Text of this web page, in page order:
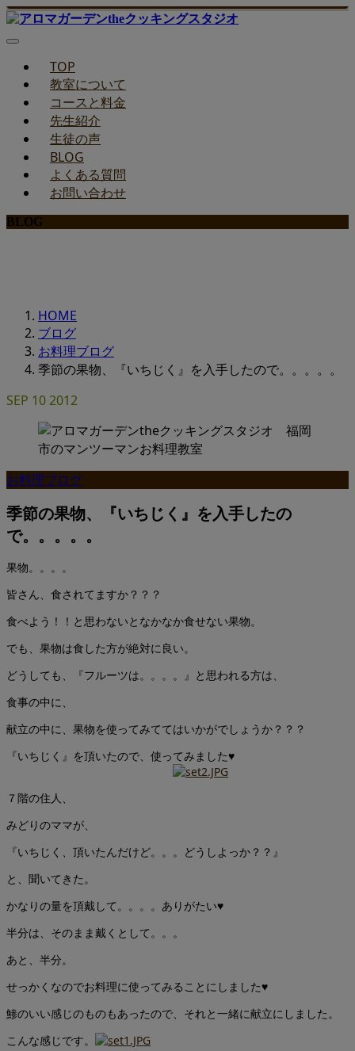
TOP
教室について
コースと料金
先生紹介
生徒の声
BLOG
よくある質問
お問い合わせ
BLOG
HOME
ブログ
お料理ブログ
季節の果物、『いちじく』を入手したので。。。。。
SEP 102012
お料理ブログ
季節の果物、『いちじく』を入手したの
で。。。。。
果物。。。。
皆さん、食されてますか？？？
食べよう！！と思わないとなかなか食せない果物。
でも、果物は食した方が絶対に良い。
どうしても、『フルーツは。。。。』と思われる方は、
食事の中に、
献立の中に、果物を使ってみててはいかがでしょうか？？？
『いちじく』を頂いたので、使ってみました♥
７階の住人、
みどりのママが、
『いちじく、頂いたんだけど。。。どうしよっか？？』
と、聞いてきた。
かなりの量を頂戴して。。。。ありがたい♥
半分は、そのまま戴くとして。。。
あと、半分。
せっかくなのでお料理に使ってみることにしました♥
鯵のいい感じのものもあったので、それと一緒に献立にしました。
こんな感じです。